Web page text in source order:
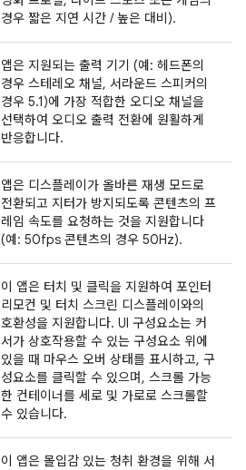
경우 짧은 지연 시간 / 높은 대비).
앱은 지원되는 출력 기기 (예: 헤드폰의
경우 스테레오 채널, 서라운드 스피커의
경우 5.1)에 가장 적합한 오디오 채널을
선택하여 오디오 출력 전환에 원활하게
반응합니다.
앱은 디스플레이가 올바른 재생 모드로
전환되고 지터가 방지되도록 콘텐츠의 프
레임 속도를 요청하는 것을 지원합니다
(예: 50fps 콘텐츠의 경우 50Hz).
이 앱은 터치 및 클릭을 지원하여 포인터
리모컨 및 터치 스크린 디스플레이와의
호환성을 지원합니다. UI 구성요소는 커
서가 상호작용할 수 있는 구성요소 위에
있을 때 마우스 오버 상태를 표시하고, 구
성요소를 클릭할 수 있으며, 스크롤 가능
한 컨테이너를 세로 및 가로로 스크롤할
수 있습니다.
이 앱은 몰입감 있는 청취 환경을 위해 서